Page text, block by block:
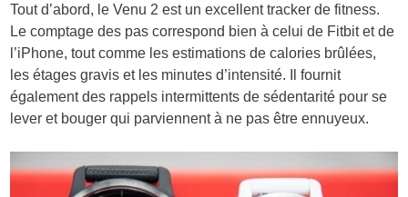
Tout d’abord, le Venu 2 est un excellent tracker de fitness.
Le comptage des pas correspond bien à celui de Fitbit et de
l’iPhone, tout comme les estimations de calories brûlées,
les étages gravis et les minutes d’intensité. Il fournit
également des rappels intermittents de sédentarité pour se
lever et bouger qui parviennent à ne pas être ennuyeux.